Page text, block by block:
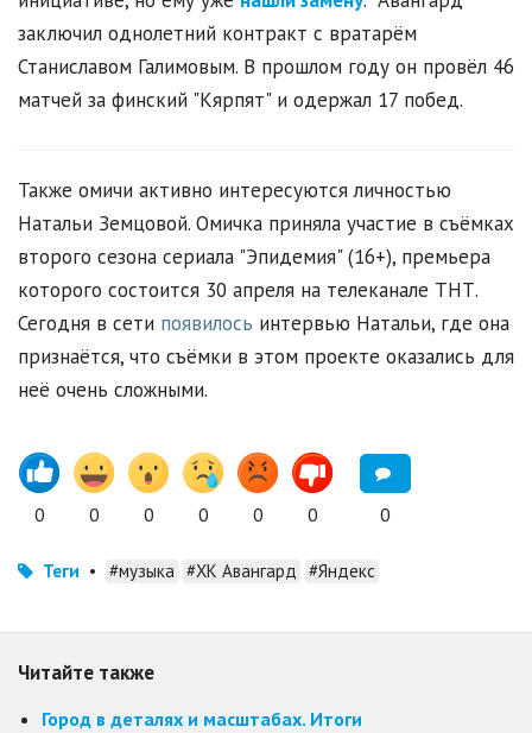
заключил однолетний контракт с вратарём
Станиславом Галимовым. В прошлом году он провёл 46
матчей за финский "Кярпят" и одержал 17 побед.
Также омичи активно интересуются личностью
Натальи Земцовой. Омичка приняла участие в съёмках
второго сезона сериала "Эпидемия" (16+), премьера
которого состоится 30 апреля на телеканале ТНТ.
Сегодня в сети появилось интервью Натальи, где она
признаётся, что съёмки в этом проекте оказались для
неё очень сложными.
0 0 0 0 0 0 0
Теги • #музыка #ХК Авангард #Яндекс
Читайте также
Город в деталях и масштабах. Итоги